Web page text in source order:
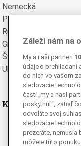
Nemecká
Poľská
Rumunská
Grécka
Švédska
Ukrajinská
Kde nás nájdete
Facebook
Instagram
Záleží nám na
My a naši partneri
údaje o prehliadaní
do nich vo vašom
sledovacie
časti „my a naši
poskytnúť“, zatiaľ
odvoláte svoj
sledovacie
prezeráte, nemusia
môžete túto